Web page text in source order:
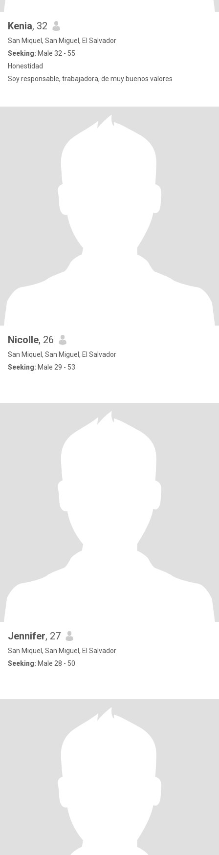
Kenia, 32
San Miquel, San Miguel, El Salvador
Seeking: Male 32 - 55
Honestidad
Soy responsable, trabajadora, de muy buenos valores
Nicolle, 26
San Miquel, San Miguel, El Salvador
Seeking: Male 29 - 53
Jennifer, 27
San Miquel, San Miguel, El Salvador
Seeking: Male 28 - 50